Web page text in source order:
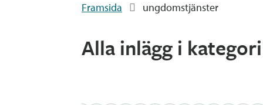
Framsida ungdomstjänster
Alla inlägg i